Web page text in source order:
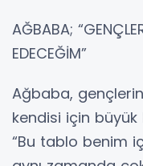
AĞBABA;
EDECEĞİM”
Ağbaba,
kendisi için
“Bu tablo benim